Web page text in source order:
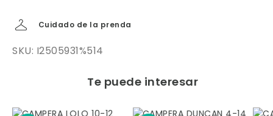
Cuidado de la prenda
SKU: I2505931%514
Te puede interesar